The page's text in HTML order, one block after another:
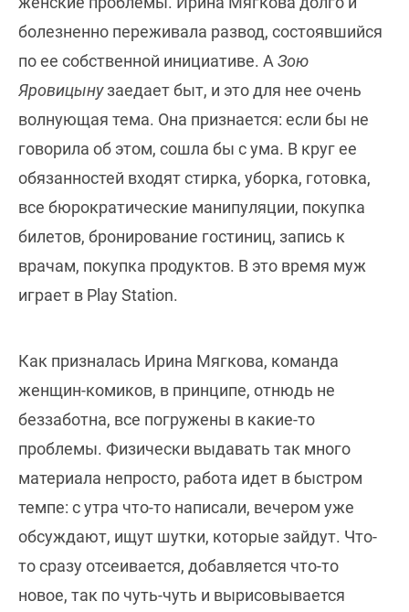
болезненно переживала развод, состоявшийся
по ее собственной инициативе. А Зою
Яровицынузаедает быт, и это для нее очень
волнующая тема. Она признается: если бы не
говорила об этом, сошла бы с ума. В круг ее
обязанностей входят стирка, уборка, готовка,
все бюрократические манипуляции, покупка
билетов, бронирование гостиниц, запись к
врачам, покупка продуктов. В это время муж
играет в Play Station.
Как призналась Ирина Мягкова, команда
женщин-комиков, в принципе, отнюдь не
беззаботна, все погружены в какие-то
проблемы. Физически выдавать так много
материала непросто, работа идет в быстром
темпе: с утра что-то написали, вечером уже
обсуждают, ищут шутки, которые зайдут. Что-
то сразу отсеивается, добавляется что-то
новое, так по чуть-чуть и вырисовывается